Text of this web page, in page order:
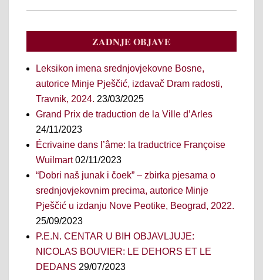
10
ZADNJE OBJAVE
Leksikon imena srednjovjekovne Bosne,
autorice Minje Pješčić, izdavač Dram radosti,
Travnik, 2024. 23/03/2025
Grand Prix de traduction de la Ville d’Arles
24/11/2023
Écrivaine dans l’âme: la traductrice Françoise
Wuilmart 02/11/2023
“Dobri naš junak i čoek” – zbirka pjesama o
srednjovjekovnim precima, autorice Minje
Pješčić u izdanju Nove Peotike, Beograd, 2022.
25/09/2023
P.E.N. CENTAR U BIH OBJAVLJUJE:
NICOLAS BOUVIER: LE DEHORS ET LE
DEDANS 29/07/2023